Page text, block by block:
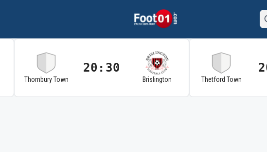
Thornbury Town
20:30
Brislington Thetford Town